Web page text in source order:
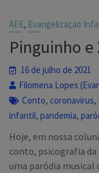
AEE, Evangelizaçao
Pinguinho e
16 de julho de 2021
Filomena Lopes
Conto, coronavirus,
infantil,pandemia,
Hoje, em nossa
conto, psicografia da
uma paródia musical